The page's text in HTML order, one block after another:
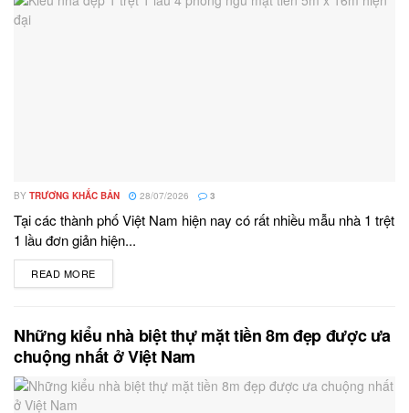
BY TRƯƠNG KHẮC BẢN 28/07/2026 3
Tại các thành phố Việt Nam hiện nay có rất nhiều mẫu nhà 1 trệt
1 lầu đơn giản hiện...
READ MORE
Những kiểu nhà biệt thự mặt tiền 8m đẹp được ưa
chuộng nhất ở Việt Nam